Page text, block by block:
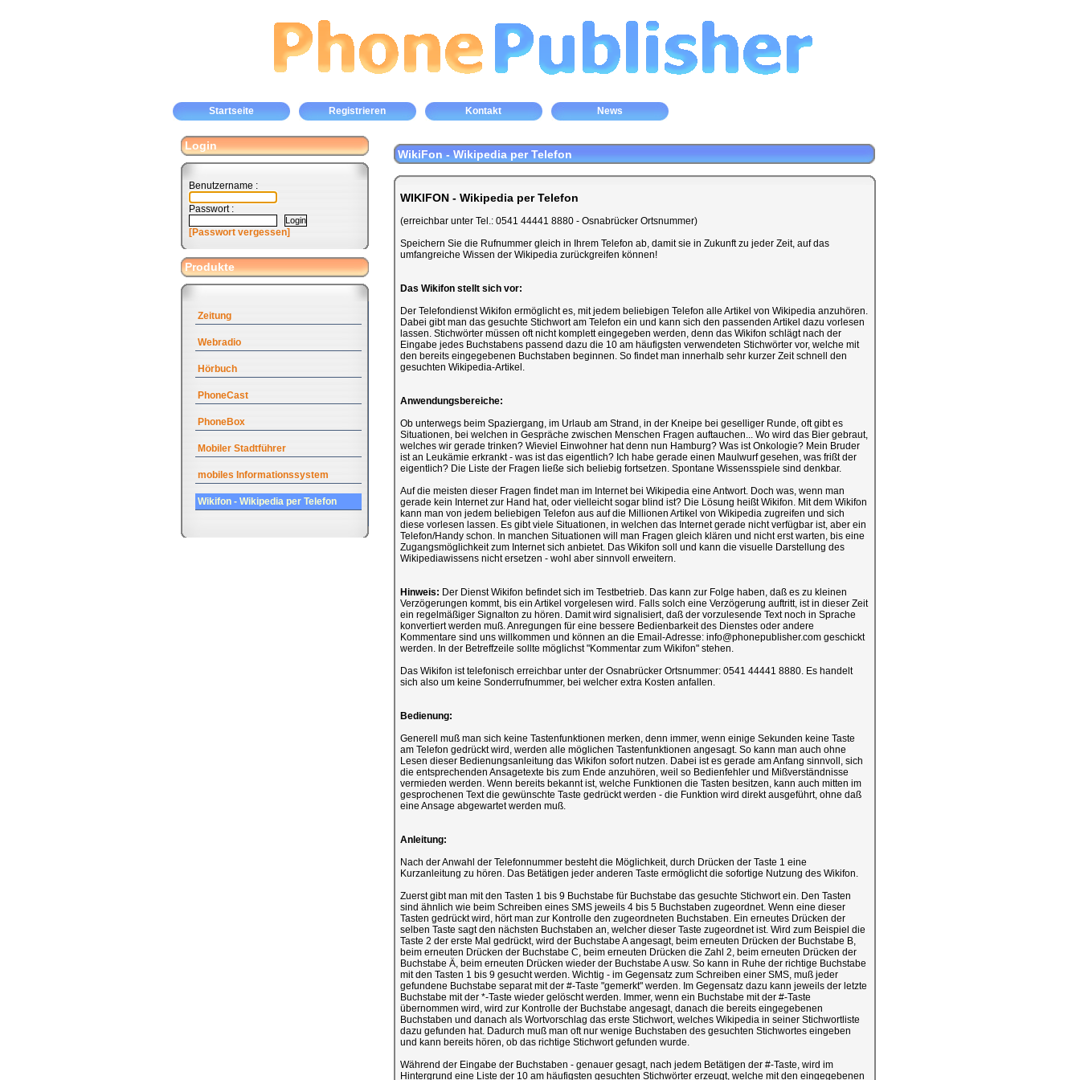
Startseite Registrieren Kontakt News
Login
Benutzername :
Passwort :
[Passwort vergessen]
Produkte
Zeitung
Webradio
Hörbuch
PhoneCast
PhoneBox
Mobiler Stadtführer
mobiles Informationssystem
Wikifon - Wikipedia per Telefon
WikiFon - Wikipedia per Telefon
WIKIFON - Wikipedia per Telefon
(erreichbar unter Tel.: 0541 44441 8880 - Osnabrücker Ortsnummer)
Speichern Sie die Rufnummer gleich in Ihrem Telefon ab, damit sie in Zukunft zu jeder Zeit, auf das
umfangreiche Wissen der Wikipedia zurückgreifen können!
Das Wikifon stellt sich vor:
Der Telefondienst Wikifon ermöglicht es, mit jedem beliebigen Telefon alle Artikel von Wikipedia anzuhören.
Dabei gibt man das gesuchte Stichwort am Telefon ein und kann sich den passenden Artikel dazu vorlesen
lassen. Stichwörter müssen oft nicht komplett eingegeben werden, denn das Wikifon schlägt nach der
Eingabe jedes Buchstabens passend dazu die 10 am häufigsten verwendeten Stichwörter vor, welche mit
den bereits eingegebenen Buchstaben beginnen. So findet man innerhalb sehr kurzer Zeit schnell den
gesuchten Wikipedia-Artikel.
Anwendungsbereiche:
Ob unterwegs beim Spaziergang, im Urlaub am Strand, in der Kneipe bei geselliger Runde, oft gibt es
Situationen, bei welchen in Gespräche zwischen Menschen Fragen auftauchen... Wo wird das Bier gebraut,
welches wir gerade trinken? Wieviel Einwohner hat denn nun Hamburg? Was ist Onkologie? Mein Bruder
ist an Leukämie erkrankt - was ist das eigentlich? Ich habe gerade einen Maulwurf gesehen, was frißt der
eigentlich? Die Liste der Fragen ließe sich beliebig fortsetzen. Spontane Wissensspiele sind denkbar.
Auf die meisten dieser Fragen findet man im Internet bei Wikipedia eine Antwort. Doch was, wenn man
gerade kein Internet zur Hand hat, oder vielleicht sogar blind ist? Die Lösung heißt Wikifon. Mit dem Wikifon
kann man von jedem beliebigen Telefon aus auf die Millionen Artikel von Wikipedia zugreifen und sich
diese vorlesen lassen. Es gibt viele Situationen, in welchen das Internet gerade nicht verfügbar ist, aber ein
Telefon/Handy schon. In manchen Situationen will man Fragen gleich klären und nicht erst warten, bis eine
Zugangsmöglichkeit zum Internet sich anbietet. Das Wikifon soll und kann die visuelle Darstellung des
Wikipediawissens nicht ersetzen - wohl aber sinnvoll erweitern.
Hinweis: Der Dienst Wikifon befindet sich im Testbetrieb. Das kann zur Folge haben, daß es zu kleinen
Verzögerungen kommt, bis ein Artikel vorgelesen wird. Falls solch eine Verzögerung auftritt, ist in dieser Zeit
ein regelmäßiger Signalton zu hören. Damit wird signalisiert, daß der vorzulesende Text noch in Sprache
konvertiert werden muß. Anregungen für eine bessere Bedienbarkeit des Dienstes oder andere
Kommentare sind uns willkommen und können an die Email-Adresse: info@phonepublisher.com geschickt
werden. In der Betreffzeile sollte möglichst "Kommentar zum Wikifon" stehen.
Das Wikifon ist telefonisch erreichbar unter der Osnabrücker Ortsnummer: 0541 44441 8880. Es handelt
sich also um keine Sonderrufnummer, bei welcher extra Kosten anfallen.
Bedienung:
Generell muß man sich keine Tastenfunktionen merken, denn immer, wenn einige Sekunden keine Taste
am Telefon gedrückt wird, werden alle möglichen Tastenfunktionen angesagt. So kann man auch ohne
Lesen dieser Bedienungsanleitung das Wikifon sofort nutzen. Dabei ist es gerade am Anfang sinnvoll, sich
die entsprechenden Ansagetexte bis zum Ende anzuhören, weil so Bedienfehler und Mißverständnisse
vermieden werden. Wenn bereits bekannt ist, welche Funktionen die Tasten besitzen, kann auch mitten im
gesprochenen Text die gewünschte Taste gedrückt werden - die Funktion wird direkt ausgeführt, ohne daß
eine Ansage abgewartet werden muß.
Anleitung:
Nach der Anwahl der Telefonnummer besteht die Möglichkeit, durch Drücken der Taste 1 eine
Kurzanleitung zu hören. Das Betätigen jeder anderen Taste ermöglicht die sofortige Nutzung des Wikifon.
Zuerst gibt man mit den Tasten 1 bis 9 Buchstabe für Buchstabe das gesuchte Stichwort ein. Den Tasten
sind ähnlich wie beim Schreiben eines SMS jeweils 4 bis 5 Buchstaben zugeordnet. Wenn eine dieser
Tasten gedrückt wird, hört man zur Kontrolle den zugeordneten Buchstaben. Ein erneutes Drücken der
selben Taste sagt den nächsten Buchstaben an, welcher dieser Taste zugeordnet ist. Wird zum Beispiel die
Taste 2 der erste Mal gedrückt, wird der Buchstabe A angesagt, beim erneuten Drücken der Buchstabe B,
beim erneuten Drücken der Buchstabe C, beim erneuten Drücken die Zahl 2, beim erneuten Drücken der
Buchstabe Ä, beim erneuten Drücken wieder der Buchstabe A usw. So kann in Ruhe der richtige Buchstabe
mit den Tasten 1 bis 9 gesucht werden. Wichtig - im Gegensatz zum Schreiben einer SMS, muß jeder
gefundene Buchstabe separat mit der #-Taste "gemerkt" werden. Im Gegensatz dazu kann jeweils der letzte
Buchstabe mit der *-Taste wieder gelöscht werden. Immer, wenn ein Buchstabe mit der #-Taste
übernommen wird, wird zur Kontrolle der Buchstabe angesagt, danach die bereits eingegebenen
Buchstaben und danach als Wortvorschlag das erste Stichwort, welches Wikipedia in seiner Stichwortliste
dazu gefunden hat. Dadurch muß man oft nur wenige Buchstaben des gesuchten Stichwortes eingeben
und kann bereits hören, ob das richtige Stichwort gefunden wurde.
Während der Eingabe der Buchstaben - genauer gesagt, nach jedem Betätigen der #-Taste, wird im
Hintergrund eine Liste der 10 am häufigsten gesuchten Stichwörter erzeugt, welche mit den eingegebenen